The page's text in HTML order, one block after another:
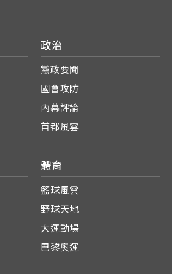
政治
黨政要聞
國會攻防
內幕評論
首都風雲
體育
籃球風雲
野球天地
大運動場
巴黎奧運